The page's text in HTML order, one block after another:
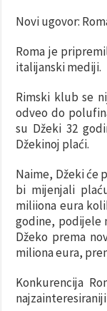
Novi ugovor:
Roma je
italijanski mediji.
Rimski klub se
odveo do
su Džeki 32
Džekinoj plaći.
Naime, Džeki će
bi mijenjali
miliiona eura
godine, podijele
Džeko prema
miliona eura,
Konkurencija
najzainteresiraniji